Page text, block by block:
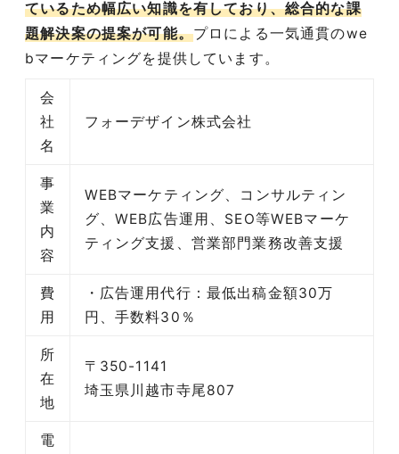
ているため幅広い知識を有しており、総合的な課
題解決案の提案が可能。プロによる一気通貫のwe
bマーケティングを提供しています。
会
社
名
フォーデザイン株式会社
事
業
内
容
WEBマーケティング、コンサルティン
グ、WEB広告運用、SEO等WEBマーケ
ティング支援、営業部門業務改善支援
費
用
・広告運用代行：最低出稿金額30万
円、手数料30％
所
在
地
〒350-1141
埼玉県川越市寺尾807
電